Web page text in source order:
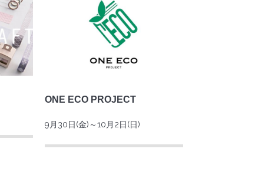
ONE ECO PROJECT
9月30日(金)～10月2日(日)